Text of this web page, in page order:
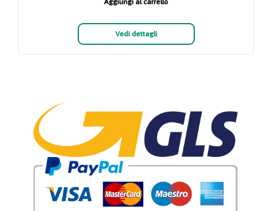
Aggiungi al carrello
Vedi dettagli